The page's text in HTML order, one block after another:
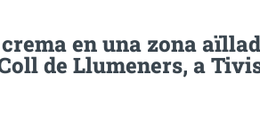
en una zona
de Llumeners, a